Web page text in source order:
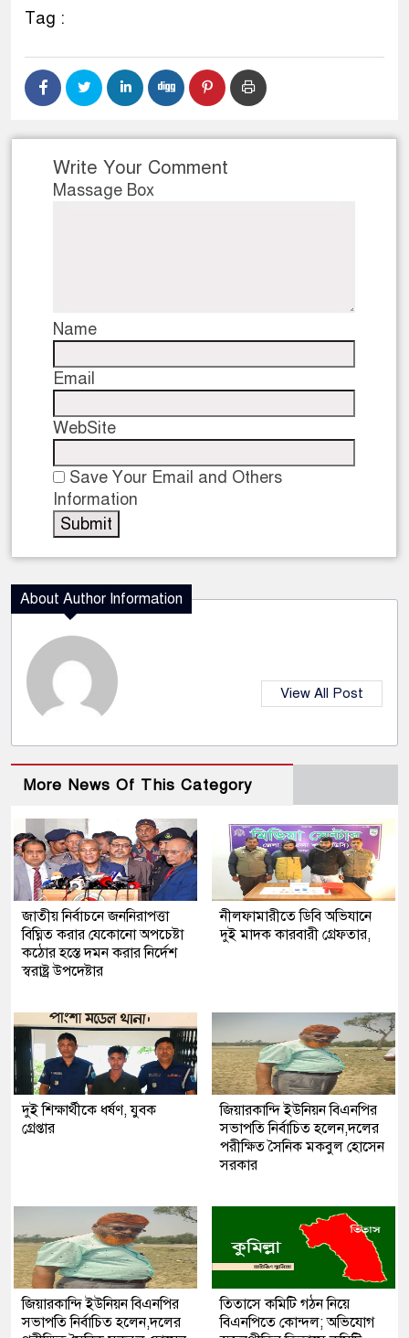
Tag :
Write Your Comment
Massage Box
Name
Email
WebSite
Save Your Email and Others
Information
About Author Information
View All Post
More News Of This Category
জাতীয় নির্বাচনে জননিরাপত্তা
বিঘ্নিত করার যেকোনো অপচেষ্টা
কঠোর হস্তে দমন করার নির্দেশ
স্বরাষ্ট্র উপদেষ্টার
নীলফামারীতে ডিবি অভিযানে
দুই মাদক কারবারী গ্রেফতার,
দুই শিক্ষার্থীকে ধর্ষণ, যুবক
গ্রেপ্তার
জিয়ারকান্দি ইউনিয়ন বিএনপির
সভাপতি নির্বাচিত হলেন,দলের
পরীক্ষিত সৈনিক মকবুল হোসেন
সরকার
জিয়ারকান্দি ইউনিয়ন বিএনপির
সভাপতি নির্বাচিত হলেন,দলের
তিতাসে কমিটি গঠন নিয়ে
বিএনপিতে কোন্দল; অভিযোগ